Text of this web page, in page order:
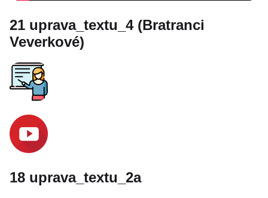
21 uprava_textu_4 (Bratranci
Veverkové)
18 uprava_textu_2a